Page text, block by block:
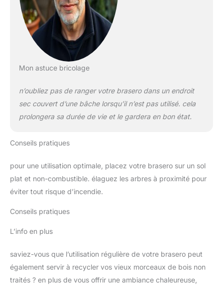
Mon astuce bricolage
n’oubliez pas de ranger votre brasero dans un endroit
sec couvert d’une bâche lorsqu’il n’est pas utilisé. cela
prolongera sa durée de vie et le gardera en bon état.
Conseils pratiques
pour une utilisation optimale, placez votre brasero sur un sol
plat et non-combustible. élaguez les arbres à proximité pour
éviter tout risque d’incendie.
Conseils pratiques
L’info en plus
saviez-vous que l’utilisation régulière de votre brasero peut
également servir à recycler vos vieux morceaux de bois non
traités ? en plus de vous offrir une ambiance chaleureuse,